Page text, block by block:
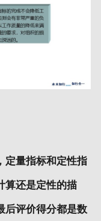
定量指标和定性指
算还是定性的描
后评价得分都是数